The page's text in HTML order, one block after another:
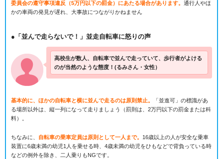
委員会の遵守事項違反（5万円以下の罰金）にあたる場合があります。 通行人やほ
かの車両の発見が遅れ、大事故につながりかねません
●「並んで走らないで！」並走自転車に怒りの声
高校生が数人、自転車で並んで走っていて、歩行者がよける
のが当然のような態度！(るみさん・女性）
基本的に、ほかの自転車と横に並んで走るのは原則禁止。
「並進可」の標識があ
る場所以外は、縦一列になって走りましょう（罰則は、2万円以下の罰金または科
料）。
ちなみに、 自転車の乗車定員は原則として一人まで。 16歳以上の人が安全な乗車
装置に6歳未満の幼児1人を乗せる時、4歳未満の幼児をひもなどで背負っている時
などの例外を除き、二人乗りもNGです。